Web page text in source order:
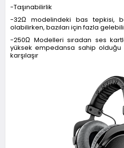
-Taşınabilirlik
-32Ω modelindeki bas tepkisi,
olabilirken, bazıları için fazla
-250Ω Modelleri sıradan ses
yüksek empedansa sahip
karşılaşır